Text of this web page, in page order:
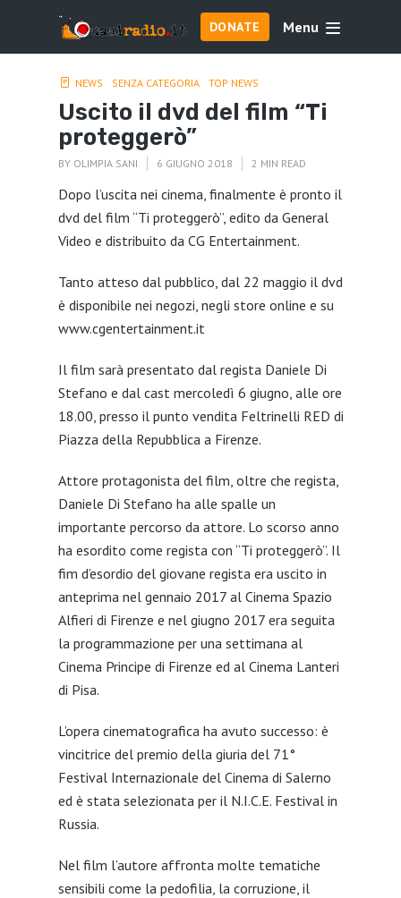
DONATE Menu
NEWS SENZA CATEGORIA TOP NEWS
Uscito il dvd del film “Ti
proteggerò”
BY OLIMPIA SANI 6 GIUGNO 2018 2 MIN READ
Dopo l’uscita nei cinema, finalmente è pronto il
dvd del film “Ti proteggerò”, edito da General
Video e distribuito da CG Entertainment.
Tanto atteso dal pubblico, dal 22 maggio il dvd
è disponibile nei negozi, negli store online e su
www.cgentertainment.it
Il film sarà presentato dal regista Daniele Di
Stefano e dal cast mercoledì 6 giugno, alle ore
18.00, presso il punto vendita Feltrinelli RED di
Piazza della Repubblica a Firenze.
Attore protagonista del film, oltre che regista,
Daniele Di Stefano ha alle spalle un
importante percorso da attore. Lo scorso anno
ha esordito come regista con “Ti proteggerò”. Il
fim d’esordio del giovane regista era uscito in
anteprima nel gennaio 2017 al Cinema Spazio
Alfieri di Firenze e nel giugno 2017 era seguita
la programmazione per una settimana al
Cinema Principe di Firenze ed al Cinema Lanteri
di Pisa.
L’opera cinematografica ha avuto successo: è
vincitrice del premio della giuria del 71°
Festival Internazionale del Cinema di Salerno
ed è stata selezionata per il N.I.C.E. Festival in
Russia.
Nel film l’autore affronta molte tematiche
sensibili come la pedofilia, la corruzione, il